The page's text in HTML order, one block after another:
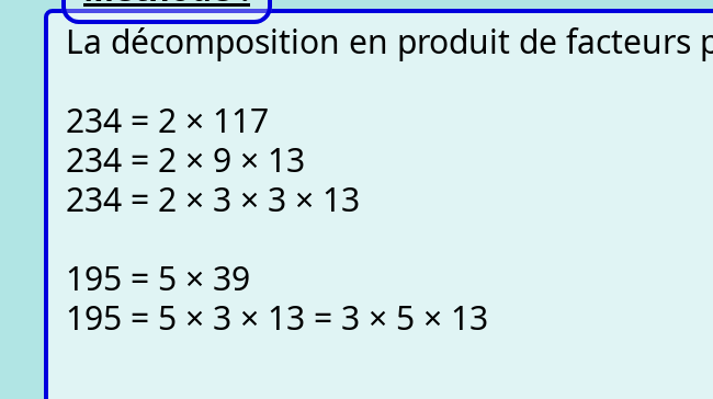
La décomposition en produit de
234 = 2 × 117
234 = 2 × 9 × 13
234 = 2 × 3 × 3 × 13
195 = 5 × 39
195 = 5 × 3 × 13 = 3 × 5 × 13